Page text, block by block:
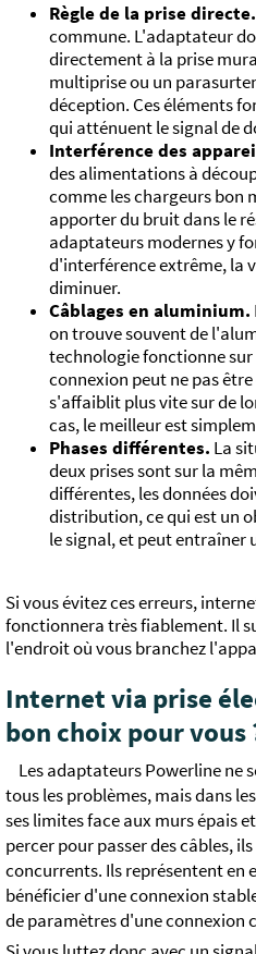
Règle de la prise directe.
commune. L'adaptateur
directement à la prise
multiprise ou un
déception. Ces éléments
qui atténuent le signal de
Interférence des
des alimentations à
comme les chargeurs bon
apporter du bruit dans le
adaptateurs modernes y
d'interférence extrême, la
diminuer.
Câblages en aluminium.
on trouve souvent de
technologie fonctionne
connexion peut ne pas
s'affaiblit plus vite sur de
cas, le meilleur est
Phases différentes. La
deux prises sont sur la
différentes, les données
distribution, ce qui est un
le signal, et peut entraîner
Si vous évitez ces erreurs,
fonctionnera très fiablement. Il
l'endroit où vous branchez
Internet via prise
bon choix pour vous
Les adaptateurs Powerline ne
tous les problèmes, mais dans
ses limites face aux murs épais
percer pour passer des câbles,
concurrents. Ils représentent en
bénéficier d'une connexion
de paramètres d'une connexion